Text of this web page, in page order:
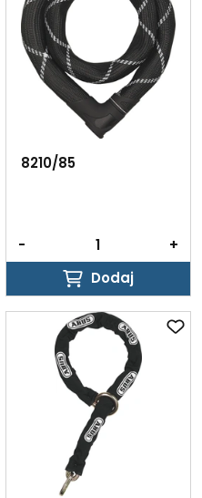
8210/85
-
+
Dodaj
Dodaj